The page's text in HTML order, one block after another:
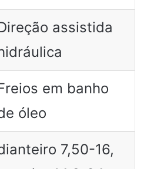
assistida
em banho
óleo
7,50-16,